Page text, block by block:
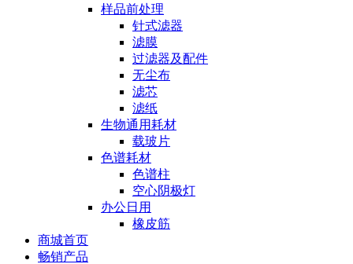
样品前处理
针式滤器
滤膜
过滤器及配件
无尘布
滤芯
滤纸
生物通用耗材
载玻片
色谱耗材
色谱柱
空心阴极灯
办公日用
橡皮筋
商城首页
畅销产品